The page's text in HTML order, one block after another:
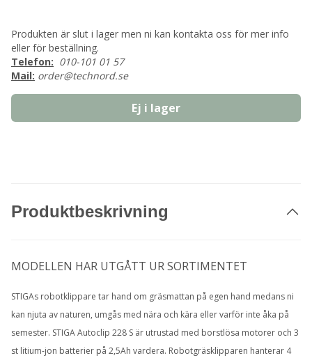
Produkten är slut i lager men ni kan kontakta oss för mer info
eller för beställning.
Telefon: 010-101 01 57
Mail: order@technord.se
Ej i lager
Produktbeskrivning
MODELLEN HAR UTGÅTT UR SORTIMENTET
STIGAs robotklippare tar hand om gräsmattan på egen hand medans ni
kan njuta av naturen, umgås med nära och kära eller varför inte åka på
semester. STIGA Autoclip 228 S är utrustad med borstlösa motorer och 3
st litium-jon batterier på 2,5Ah vardera. Robotgräsklipparen hanterar 4